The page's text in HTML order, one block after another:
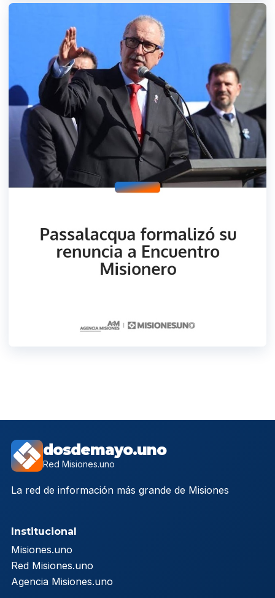
dosdemayo.uno
Red Misiones.uno
La red de información más grande de Misiones
Institucional
Misiones.uno
Red Misiones.uno
Agencia Misiones.uno